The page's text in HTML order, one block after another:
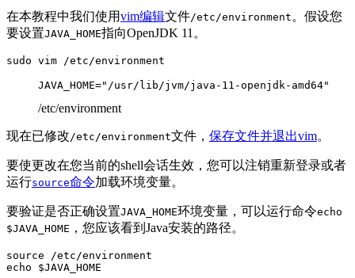
在本教程中我们使用vim编辑文件/etc/environment 。假设您
要设置JAVA_HOME指向OpenJDK 11。
/etc/environment
现在已修改/etc/environment文件， 保存文件并退出vim。
要使更改在您当前的shell会话生效，您可以注销重新登录或者
运行source命令加载环境变量。
要验证是否正确设置JAVA_HOME环境变量，可以运行命令echo
$JAVA_HOME ，您应该看到Java安装的路径。
source /etc/environment
echo $JAVA_HOME